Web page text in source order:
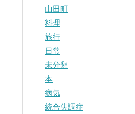
山田町
料理
旅行
日常
未分類
本
病気
統合失調症